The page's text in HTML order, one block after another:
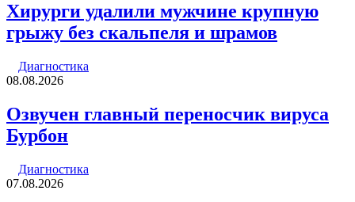
Хирурги удалили мужчине крупную
грыжу без скальпеля и шрамов
Диагностика
08.08.2026
Озвучен главный переносчик вируса
Бурбон
Диагностика
07.08.2026